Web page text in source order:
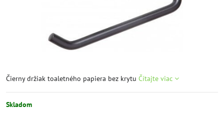
Čierny držiak toaletného papiera bez krytu Čítajte viac
Skladom